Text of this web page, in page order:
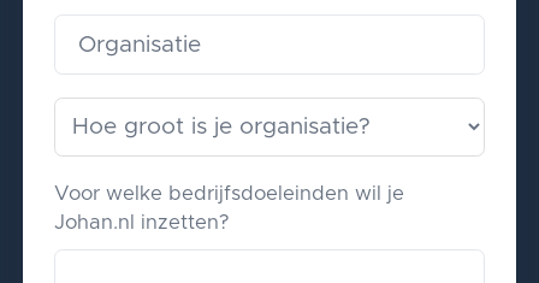
Voor welke bedrijfsdoeleinden wil je
Johan.nl inzetten?